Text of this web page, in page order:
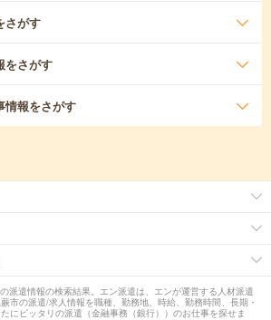
さがす
をさがす
情報をさがす
派遣情報の検索結果。エン派遣は、エンが運営する人材派遣
市の派遣/求人情報を職種、勤務地、時給、勤務時間、長期・
にピッタリの派遣（金融事務（銀行））のお仕事を探せま